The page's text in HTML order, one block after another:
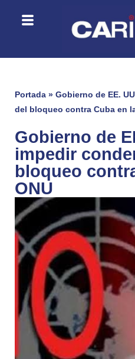
Portada » Gobierno de EE.
del bloqueo contra Cuba en
Gobierno de
impedir
bloqueo
ONU